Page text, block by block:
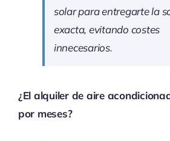
solar para entregarte la
exacta, evitando costes
innecesarios.
¿El alquiler de aire
por meses?